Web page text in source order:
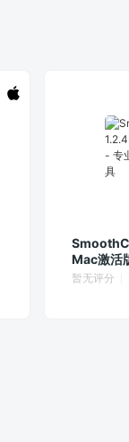
Mac激活
工具
暂无评分